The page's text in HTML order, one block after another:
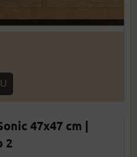
47x47 cm |
2